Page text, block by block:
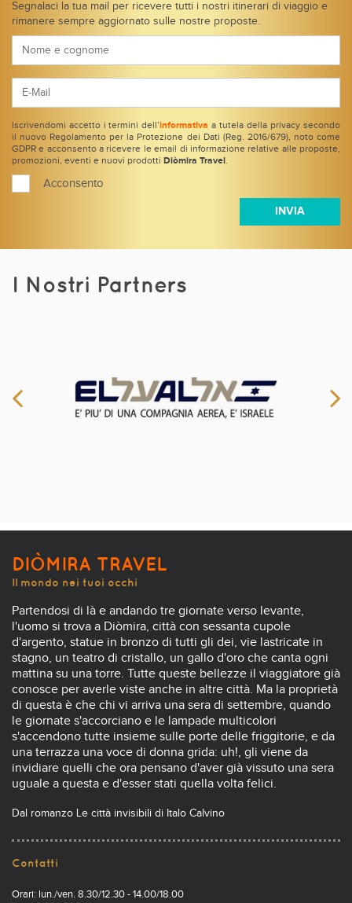
Segnalaci la tua mail per ricevere tutti i nostri itinerari di viaggio e
rimanere sempre aggiornato sulle nostre proposte.
Iscrivendomi accetto i termini dell’ informativa a tutela della privacy secondo
il nuovo Regolamento per la Protezione dei Dati (Reg. 2016/679), noto come
GDPR e acconsento a ricevere le email di informazione relative alle proposte,
promozioni, eventi e nuovi prodotti Diòmira Travel .
Acconsento
I Nostri Partners
DIÒMIRA TRAVEL
Il mondo nei tuoi occhi
Partendosi di là e andando tre giornate verso levante,
l'uomo si trova a Diòmira, città con sessanta cupole
d'argento, statue in bronzo di tutti gli dei, vie lastricate in
stagno, un teatro di cristallo, un gallo d'oro che canta ogni
mattina su una torre. Tutte queste bellezze il viaggiatore già
conosce per averle viste anche in altre città. Ma la proprietà
di questa è che chi vi arriva una sera di settembre, quando
le giornate s'accorciano e le lampade multicolori
s'accendono tutte insieme sulle porte delle friggitorie, e da
una terrazza una voce di donna grida: uh!, gli viene da
invidiare quelli che ora pensano d'aver già vissuto una sera
uguale a questa e d'esser stati quella volta felici.
Dal romanzo Le città invisibili di Italo Calvino
Contatti
Orari: lun./ven. 8.30/12.30 - 14.00/18.00